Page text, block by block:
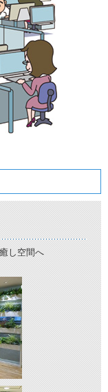
し空間へ